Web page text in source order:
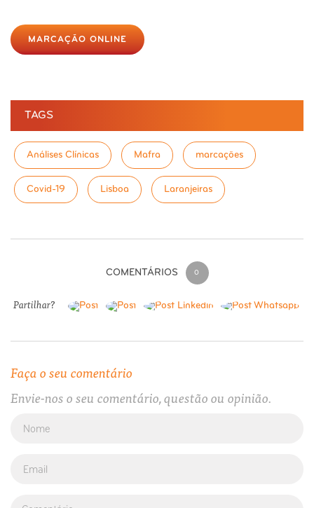
MARCAÇÃO ONLINE
TAGS
Análises Clínicas Mafra marcações
Covid-19 Lisboa Laranjeiras
COMENTÁRIOS 0
Partilhar?
Faça o seu comentário
Envie-nos o seu comentário, questão ou opinião.